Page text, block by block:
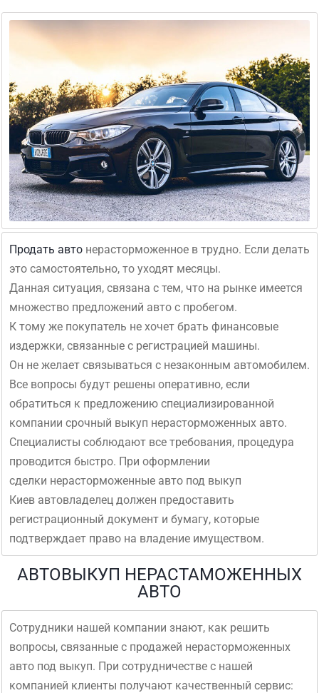
Продать авто нерасторможенное в трудно. Если делать
это самостоятельно, то уходят месяцы.
Данная ситуация, связана с тем, что на рынке имеется
множество предложений авто с пробегом.
К тому же покупатель не хочет брать финансовые
издержки, связанные с регистрацией машины.
Он не желает связываться с незаконным автомобилем.
Все вопросы будут решены оперативно, если
обратиться к предложению специализированной
компании срочный выкуп нерасторможенных авто.
Специалисты соблюдают все требования, процедура
проводится быстро. При оформлении
сделки нерасторможенные авто под выкуп
Киев автовладелец должен предоставить
регистрационный документ и бумагу, которые
подтверждает право на владение имуществом.
АВТОВЫКУП НЕРАСТАМОЖЕННЫХ
АВТО
Сотрудники нашей компании знают, как решить
вопросы, связанные с продажей нерасторможенных
авто под выкуп. При сотрудничестве с нашей
компанией клиенты получают качественный сервис: